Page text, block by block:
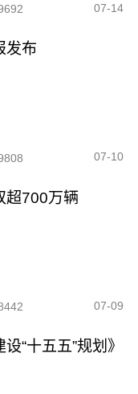
07-14
发布
07-10
超700万辆
07-09
“十五五”规划》